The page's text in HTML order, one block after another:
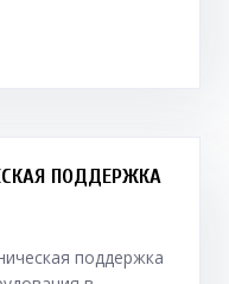
ПОДДЕРЖКА
поддержка